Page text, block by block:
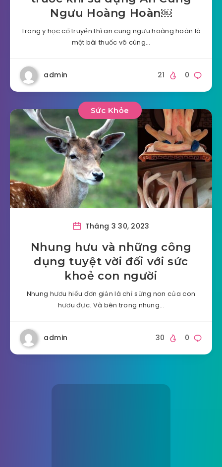
Ngưu Hoàng Hoàn￼
Trong y học cổ truyền thì an cung ngưu hoàng hoàn là
một bài thuốc vô cùng…
admin 0
21
Sức Khỏe
Tháng 3 30, 2023
Nhung hưu và những công
dụng tuyệt vời đối với sức
khoẻ con người
Nhung hươu hiểu đơn giản là chỉ sừng non của con
hươu đực. Và bên trong nhung…
admin 0
30